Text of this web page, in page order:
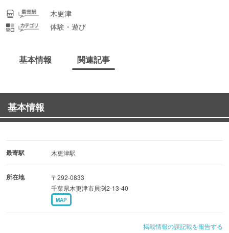
木更津
体験・遊び
基本情報 関連記事
基本情報
最寄駅 木更津駅
所在地
〒292-0833
千葉県木更津市貝渕2-13-40
MAP
掲載情報の誤記載を報告する